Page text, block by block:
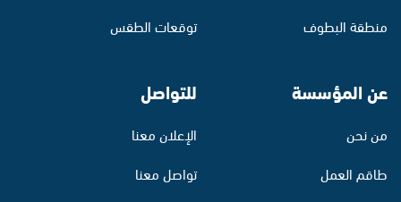
منطقة البطوف
توقعات الطقس
عن المؤسسة
من نحن
طاقم العمل
للتواصل
الإعلان معنا
تواصل معنا